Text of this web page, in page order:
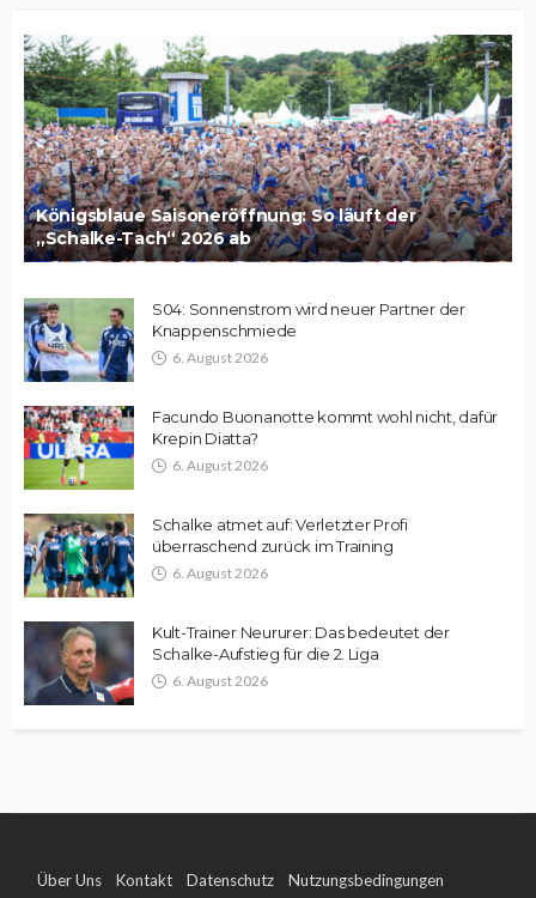
Königsblaue Saisoneröffnung: So läuft der
„Schalke-Tach“ 2026 ab
S04: Sonnenstrom wird neuer Partner der
Knappenschmiede
6. August 2026
Facundo Buonanotte kommt wohl nicht, dafür
Krepin Diatta?
6. August 2026
Schalke atmet auf: Verletzter Profi
überraschend zurück im Training
6. August 2026
Kult-Trainer Neururer: Das bedeutet der
Schalke-Aufstieg für die 2. Liga
6. August 2026
Über Uns Kontakt Datenschutz Nutzungsbedingungen